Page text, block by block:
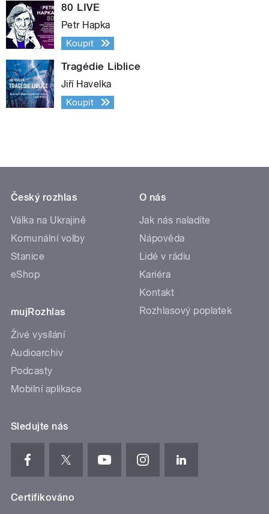
80 LIVE
Petr Hapka
Koupit
Tragédie Liblice
Jiří Havelka
Koupit
Český rozhlas
Válka na Ukrajině
Komunální volby
Stanice
eShop
mujRozhlas
Živé vysílání
Audioarchiv
Podcasty
Mobilní aplikace
O nás
Jak nás naladíte
Nápověda
Lidé v rádiu
Kariéra
Kontakt
Rozhlasový poplatek
Sledujte nás
Certifikováno